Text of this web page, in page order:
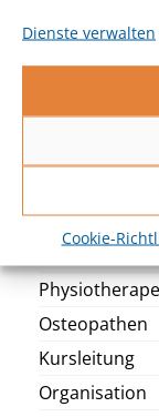
Dienste verwalten
Cookie-
Organisation
Unser Team
Alle
Osteopathen
Kursleitung
Organisation